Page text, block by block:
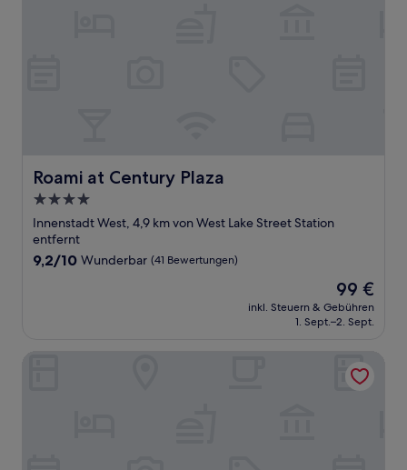
Roami at Century Plaza
Roami at Century Plaza
4.0-
Sterne-
Unterkunft
Innenstadt West, 4,9 km von West Lake Street Station
entfernt
9.2
9,2/10 Wunderbar (41 Bewertungen)
Der
Preis
beträgt
99 €
inkl. Steuern & Gebühren
1. Sept.–2. Sept.